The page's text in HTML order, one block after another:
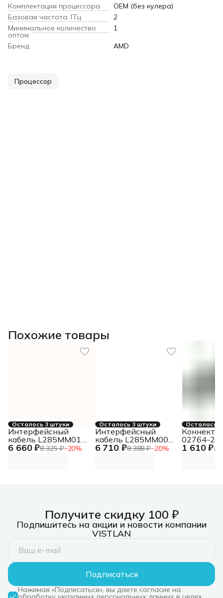
Комплектация процессора
OEM (без кулера)
Базовая частота, ГГц
2
Минимальное количество
оптом
1
Бренд
AMD
Процессор
Похожие товары
Осталось 3 штуки
6 660 ₽8 325 ₽−20%
Интерфейсный
кабель L285MM010-
SD-R
Осталось 3 штуки
6 710 ₽8 388 ₽−20%
Интерфейсный
кабель L285MM009-
SD-R
Осталась
1 610 ₽2
02764-
Д.вх.3/4"
Получите скидку 100 ₽
Подпишитесь на акции и новости компании
VISTLAN
Подписаться
Нажимая «Подписаться», вы даете согласие на